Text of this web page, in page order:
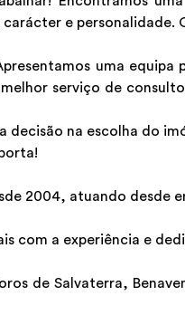
e
uma
serviço de
decisão na escolha do
2004, atuando desde
com a experiência e
de Salvaterra,